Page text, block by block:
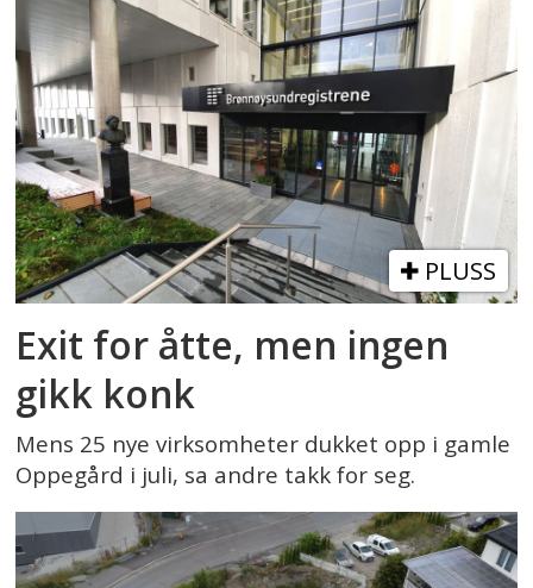
PLUSS
Exit for åtte, men ingen
gikk konk
Mens 25 nye virksomheter dukket opp i gamle
Oppegård i juli, sa andre takk for seg.